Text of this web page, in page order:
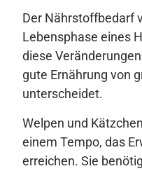
Der Nährstoffbedarf
Lebensphase eines
diese
gute Ernährung von
unterscheidet.
Welpen und
einem Tempo, das
erreichen. Sie